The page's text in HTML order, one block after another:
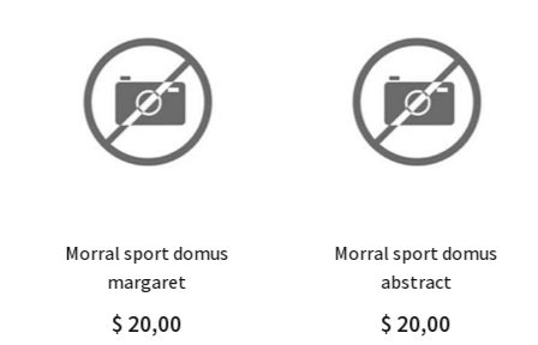
Agregar Detalle
morral sport domus
margaret
$ 20,00
Agregar Detalle
morral sport domus
abstract
$ 20,00